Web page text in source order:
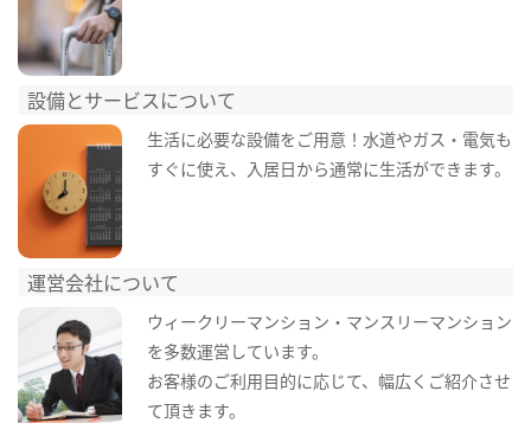
設備とサービスについて
生活に必要な設備をご用意！水道やガス・電気も
すぐに使え、入居日から通常に生活ができます。
運営会社について
ウィークリーマンション・マンスリーマンション
を多数運営しています。
お客様のご利用目的に応じて、幅広くご紹介させ
て頂きます。